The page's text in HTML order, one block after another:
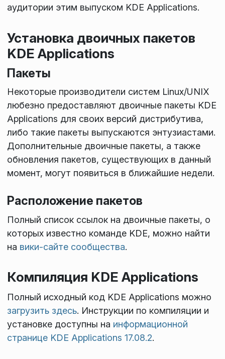
аудитории этим выпуском KDE Applications.
Установка двоичных пакетов
KDE Applications
Пакеты
Некоторые производители систем Linux/UNIX
любезно предоставляют двоичные пакеты KDE
Applications для своих версий дистрибутива,
либо такие пакеты выпускаются энтузиастами.
Дополнительные двоичные пакеты, а также
обновления пакетов, существующих в данный
момент, могут появиться в ближайшие недели.
Расположение пакетов
Полный список ссылок на двоичные пакеты, о
которых известно команде KDE, можно найти
на вики-сайте сообщества.
Компиляция KDE Applications
Полный исходный код KDE Applications можно
загрузить здесь. Инструкции по компиляции и
установке доступны на информационной
странице KDE Applications 17.08.2.